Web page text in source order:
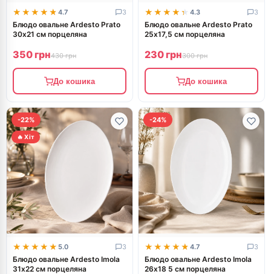
★★★★★
★★★★★ 4.7 3
Блюдо овальне Ardesto Prato
30х21 см порцеляна
350 грн430 грн
До кошика
★★★★★
★★★★★ 4.3 3
Блюдо овальне Ardesto Prato
25х17,5 см порцеляна
230 грн300 грн
До кошика
-22%
🔥 Хіт
★★★★★
★★★★★ 5.0 3
Блюдо овальне Ardesto Imola
31х22 см порцеляна
-24%
★★★★★
★★★★★ 4.7 3
Блюдо овальне Ardesto Imola
26х18 5 см порцеляна